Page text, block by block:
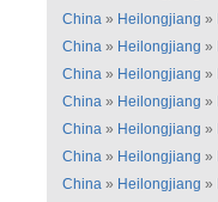
China » Heilongjiang »
China » Heilongjiang »
China » Heilongjiang »
China » Heilongjiang »
China » Heilongjiang »
China » Heilongjiang »
China » Heilongjiang »